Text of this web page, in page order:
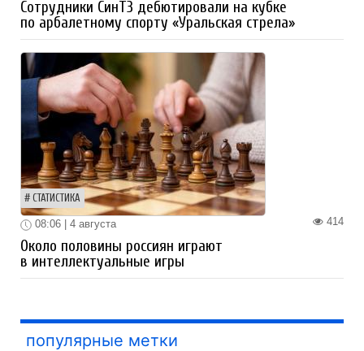
Сотрудники СинТЗ дебютировали на кубке
по арбалетному спорту «Уральская стрела»
СТАТИСТИКА
414
08:06 | 4 августа
Около половины россиян играют
в интеллектуальные игры
популярные метки